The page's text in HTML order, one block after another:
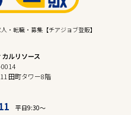
・転職・募集【チアジョブ登販】
ルリソース
田町タワー8階
平日9:30〜